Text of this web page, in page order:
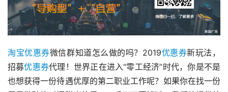
淘宝优惠券微信群知道怎么做的吗？2019优惠券新玩法，
招募优惠券代理！世界正在进入“零工经济”时代，你是不是
也想获得一份待遇优厚的第二职业工作呢？如果你在找一份